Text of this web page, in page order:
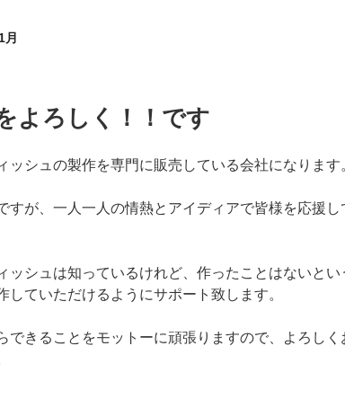
月
よろしく！！です
ッシュの製作を専門に販売している会社になります
すが、一人一人の情熱とアイディアで皆様を応援し
ッシュは知っているけれど、作ったことはないとい
していただけるようにサポート致します。
できることをモットーに頑張りますので、よろしく